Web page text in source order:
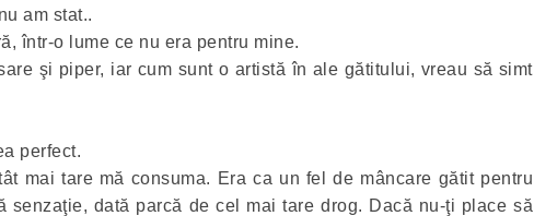
am stat..
într-o lume ce nu era pentru mine.
şi piper, iar cum sunt o artistă în ale gătitului, vreau să simt
perfect.
mai tare mă consuma. Era ca un fel de mâncare gătit pentru
senzaţie, dată parcă de cel mai tare drog. Dacă nu-ţi place să